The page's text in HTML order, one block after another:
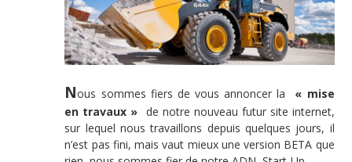
Nous sommes fiers de vous annoncer la « mise
en travaux » de notre nouveau futur site internet,
sur lequel nous travaillons depuis quelques jours, il
n’est pas fini, mais vaut mieux une version BETA que